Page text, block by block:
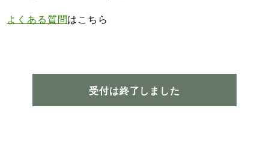
よくある質問はこちら
受付は終了しました